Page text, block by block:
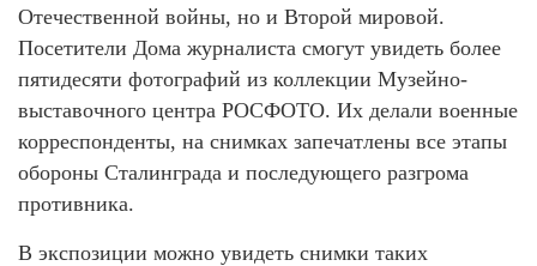
Отечественной войны, но и Второй мировой.
Посетители Дома журналиста смогут увидеть более
пятидесяти фотографий из коллекции Музейно-
выставочного центра РОСФОТО. Их делали военные
корреспонденты, на снимках запечатлены все этапы
обороны Сталинграда и последующего разгрома
противника.
В экспозиции можно увидеть снимки таких